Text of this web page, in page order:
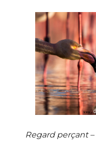
Regard perçant